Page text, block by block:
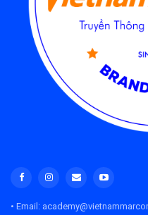
• Email: